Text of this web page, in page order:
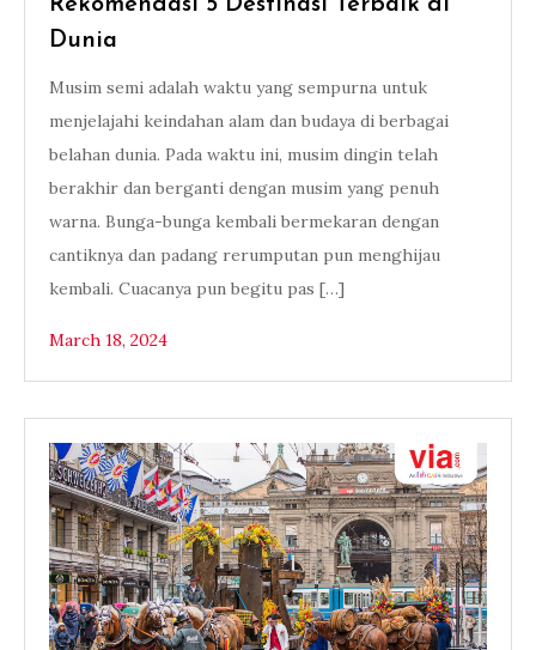
Rekomendasi 5 Destinasi Terbaik di
Dunia
Musim semi adalah waktu yang sempurna untuk
menjelajahi keindahan alam dan budaya di berbagai
belahan dunia. Pada waktu ini, musim dingin telah
berakhir dan berganti dengan musim yang penuh
warna. Bunga-bunga kembali bermekaran dengan
cantiknya dan padang rerumputan pun menghijau
kembali. Cuacanya pun begitu pas […]
March 18, 2024